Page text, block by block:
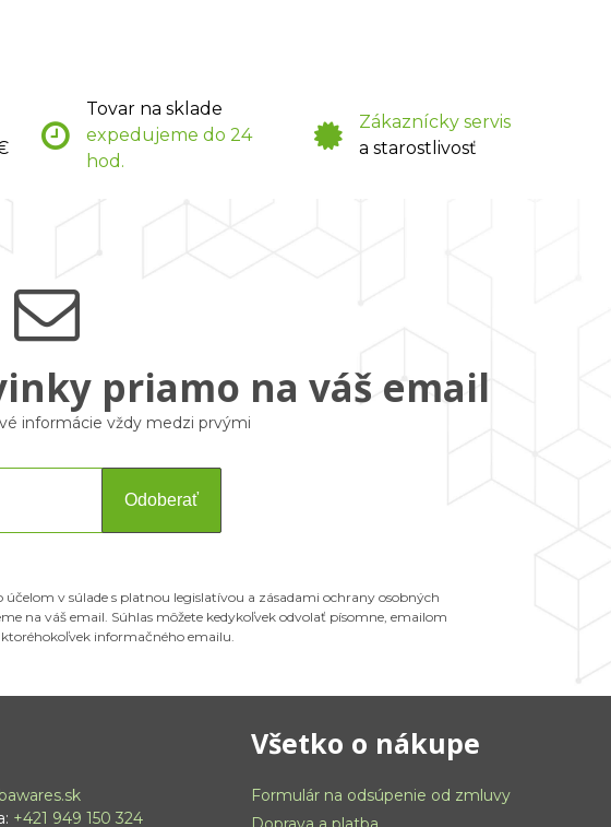
Tovar na sklade
expedujeme do 24
hod.
Zákaznícky servis
a starostlivosť
priamo na váš email
informácie vždy medzi prvými
Odoberať
v súlade s platnou legislatívou a zásadami ochrany osobných
na váš email. Súhlas môžete kedykoľvek odvolať písomne, emailom
informačného emailu.
+421 949 150 324
Všetko o nákupe
Formulár na odsúpenie od zmluvy